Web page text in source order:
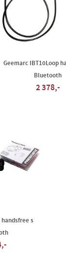
Geemarc IBT10Loop
Bluetooth
2 378,-
s